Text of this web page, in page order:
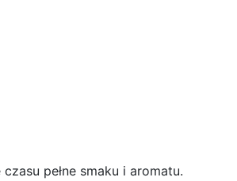
pełne smaku i aromatu.